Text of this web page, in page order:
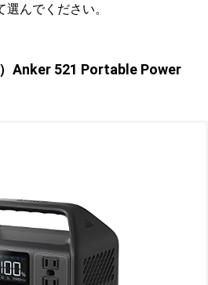
んでください。
Anker 521 Portable Power